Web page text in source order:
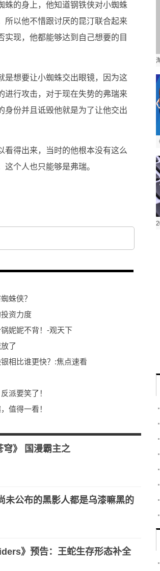
蛛的身上，他知道钢铁侠对小蜘蛛
所以他不惜跟讨厌的昆汀联合起来
现，他都能够达到自己想要的目
是想要让小蜘蛛交出眼镜，因为这
进行攻击，对于现在失势的弗瑞来
身份并且诋毁他就是为了让他交出
看得出来，当时的他根本没有这么
个人也只能够是弗瑞。
蛛侠？
资力度
妮妮不背！-观天下
了
相比谁更快？:焦点速看
派要笑了！
值得一看！
穹》 国漫霸主之
未公布的黑影人都是乌漆嘛黑的
》预告：王蛇生存形态补全